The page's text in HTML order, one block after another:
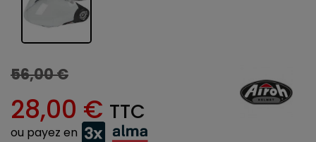
56,00 €
28,00 € TTC
ou payez en